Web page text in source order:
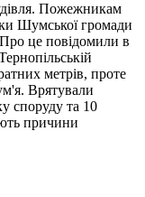
Пожежникам
Шумської громади
Про це повідомили в
метрів, проте
Врятували
споруду та 10
причини